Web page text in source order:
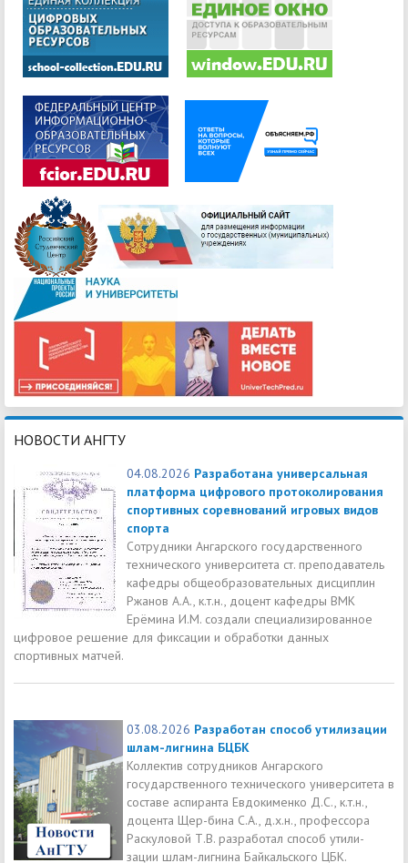
НОВОСТИ АНГТУ
04.08.2026 Разработана универсальная
платформа цифрового протоколирования
спортивных соревнований игровых видов
спорта
Сотрудники Ангарского государственного
технического университета ст. преподаватель
кафедры общеобразовательных дисциплин
Ржанов А.А., к.т.н., доцент кафедры ВМК
Ерёмина И.М. создали специализированное
цифровое решение для фиксации и обработки данных
спортивных матчей.
03.08.2026 Разработан способ утилизации
шлам-лигнина БЦБК
Коллектив сотрудников Ангарского
государственного технического университета в
составе аспиранта Евдокименко Д.С., к.т.н.,
доцента Щер-бина С.А., д.х.н., профессора
Раскуловой Т.В. разработал способ утили-
зации шлам-лигнина Байкальского ЦБК.